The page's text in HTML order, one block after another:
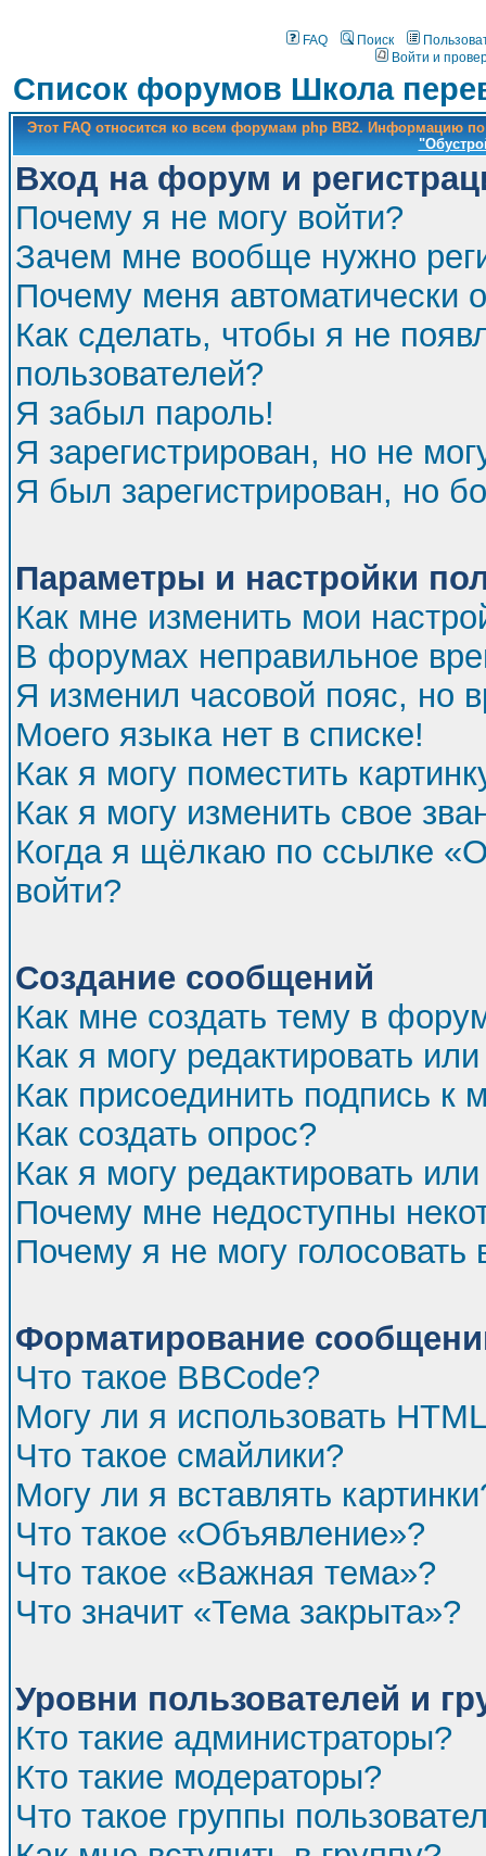
FAQ Поиск
Войти и
Список форумов Школа
Этот FAQ относится ко всем форумам php BB2. Информацию
Вход на форум и
Почему я не могу войти?
Зачем мне вообще нужно
Почему меня автоматически
Как сделать, чтобы я не
пользователей?
Я забыл пароль!
Я зарегистрирован, но не
Я был зарегистрирован, но
Параметры и настройки
Как мне изменить мои
В форумах неправильное
Я изменил часовой пояс, но
Моего языка нет в списке!
Как я могу поместить
Как я могу изменить свое
Когда я щёлкаю по ссылке
войти?
Создание сообщений
Как мне создать тему в
Как я могу редактировать
Как присоединить подпись
Как создать опрос?
Как я могу редактировать
Почему мне недоступны
Почему я не могу голосовать
Форматирование
Что такое BBCode?
Могу ли я использовать
Что такое смайлики?
Могу ли я вставлять
Что такое «Объявление»?
Что такое «Важная тема»?
Что значит «Тема закрыта»?
Уровни пользователей и
Кто такие администраторы?
Кто такие модераторы?
Что такое группы